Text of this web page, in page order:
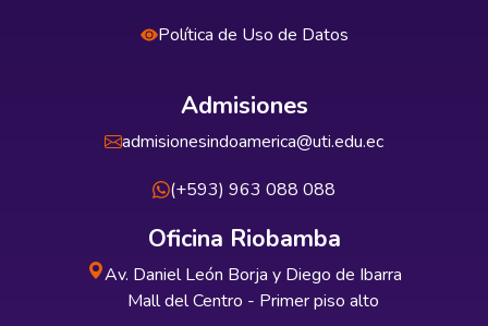
Política de Uso de Datos
Admisiones
admisionesindoamerica@uti.edu.ec
(+593) 963 088 088
Oficina Riobamba
Av. Daniel León Borja y Diego de Ibarra
Mall del Centro - Primer piso alto